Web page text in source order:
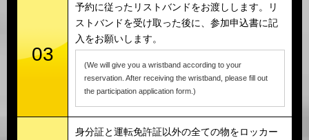
03
予約に従ったリストバンドをお渡しします。リ
ストバンドを受け取った後に、参加申込書に記
入をお願いします。
(We will give you a wristband according to your
reservation. After receiving the wristband, please fill out
the participation application form.)
身分証と運転免許証以外の全ての物をロッカー